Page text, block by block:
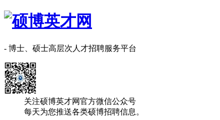
- 博士、硕士高层次人才招聘服务平台
关注硕博英才网官方微信公众号
每天为您推送各类硕博招聘信息。